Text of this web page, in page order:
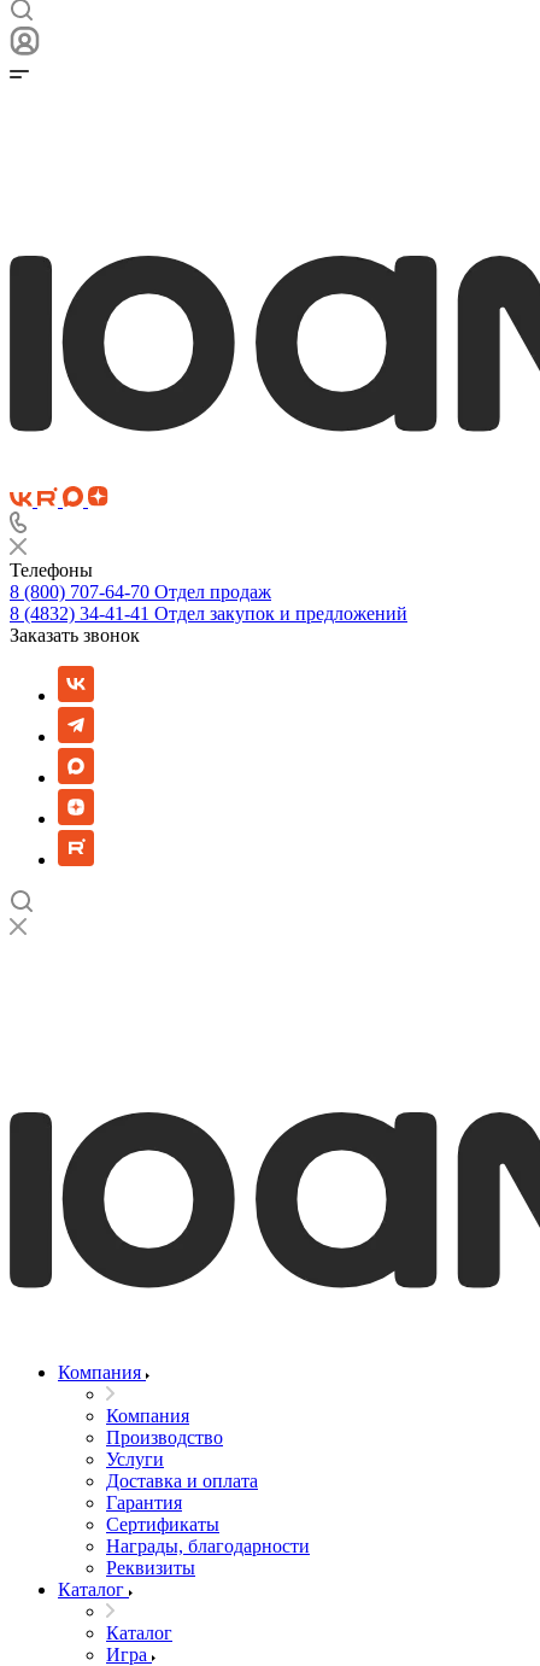
Телефоны
8 (800) 707-64-70 Отдел продаж
8 (4832) 34-41-41 Отдел закупок и предложений
Заказать звонок
Компания
Компания
Производство
Услуги
Доставка и оплата
Гарантия
Сертификаты
Награды, благодарности
Реквизиты
Каталог
Каталог
Игра